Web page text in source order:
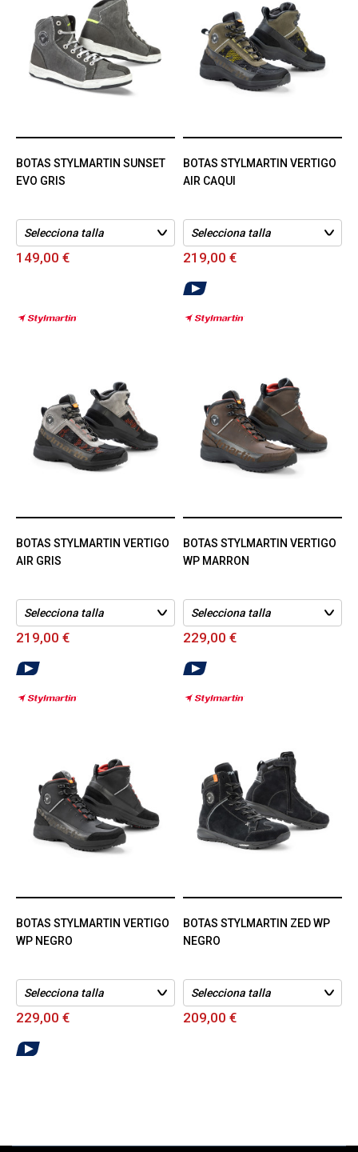
BOTAS STYLMARTIN SUNSET
EVO GRIS
149,00 €
BOTAS STYLMARTIN VERTIGO
AIR CAQUI
219,00 €
BOTAS STYLMARTIN VERTIGO
AIR GRIS
219,00 €
BOTAS STYLMARTIN VERTIGO
WP MARRON
229,00 €
BOTAS STYLMARTIN VERTIGO
WP NEGRO
229,00 €
BOTAS STYLMARTIN ZED WP
NEGRO
209,00 €